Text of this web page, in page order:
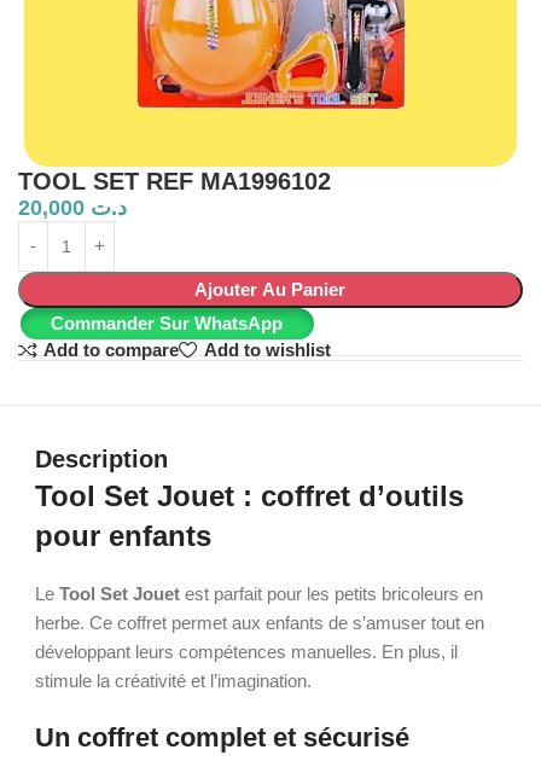
TOOL SET REF MA1996102
د.ت
Ajouter Au Panier
Commander Sur WhatsApp
Add to compare
Add to wishlist
Description
Tool Set Jouet : coffret d’outils
pour enfants
LeTool Set Jouet est parfait pour les petits bricoleurs en
herbe. Ce coffret permet aux enfants de s’amuser tout en
développant leurs compétences manuelles. En plus, il
stimule la créativité et l’imagination.
Un coffret complet et sécurisé